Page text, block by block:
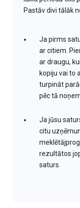
Pastāv divi tālāk
Ja pirms
ar citiem.
ar draugu,
kopiju vai to
turpināt
pēc tā
Ja jūsu
citu
rezultātos
saturs.